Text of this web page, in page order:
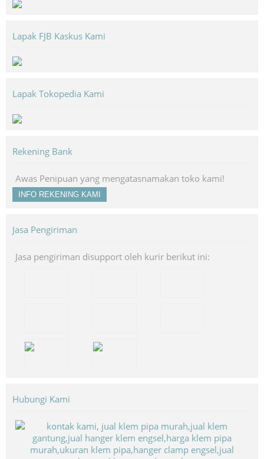
Lapak FJB Kaskus Kami
Lapak Tokopedia Kami
Rekening Bank
Awas Penipuan yang mengatasnamakan toko kami!
INFO REKENING KAMI
Jasa Pengiriman
Jasa pengiriman disupport oleh kurir berikut ini:
Hubungi Kami